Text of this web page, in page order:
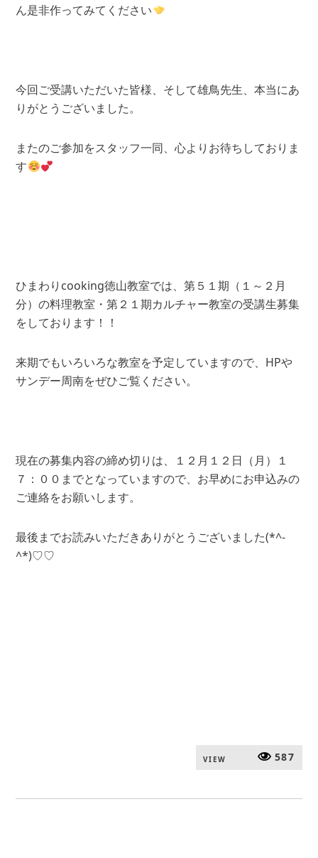
ん是非作ってみてください
今回ご受講いただいた皆様、そして雄鳥先生、本当にあ
りがとうございました。
またのご参加をスタッフ一同、心よりお待ちしておりま
す
ひまわりcooking徳山教室では、第５１期（１～２月
分）の料理教室・第２１期カルチャー教室の受講生募集
をしております！！
来期でもいろいろな教室を予定していますので、HPや
サンデー周南をぜひご覧ください。
現在の募集内容の締め切りは、１２月１２日（月）１
７：００までとなっていますので、お早めにお申込みの
ご連絡をお願いします。
最後までお読みいただきありがとうございました(*^-
^*)♡♡
VIEW 587